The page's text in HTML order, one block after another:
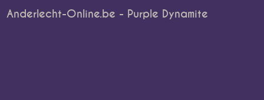
Anderlecht-Online.be - Purple Dynamite